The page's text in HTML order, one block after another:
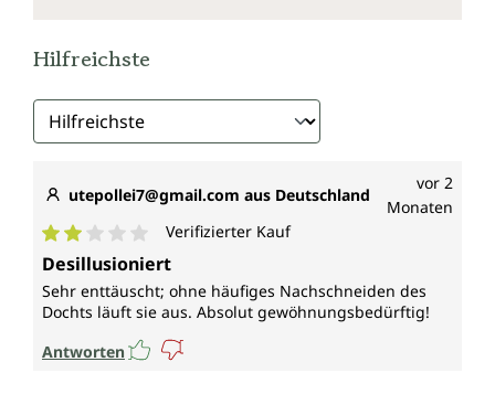
Hilfreichste
utepollei7@gmail.com aus Deutschland
vor 2
Monaten
Durchschnittliche Bewertung von 2 von 5 Sternen
Verifizierter Kauf
Desillusioniert
Sehr enttäuscht; ohne häufiges Nachschneiden des
Dochts läuft sie aus. Absolut gewöhnungsbedürftig!
Antworten